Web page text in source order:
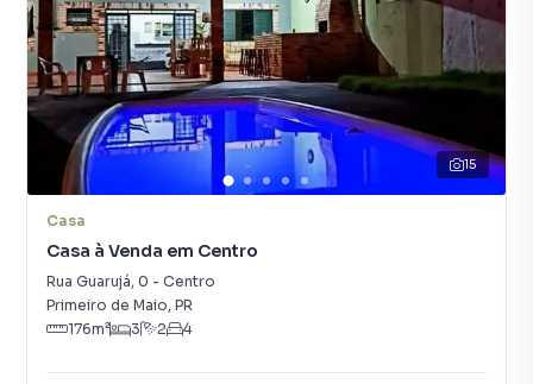
15
Casa
Casa à Venda em Centro
Rua Guarujá, 0 - Centro
Primeiro de Maio, PR
176m² 3 2 4